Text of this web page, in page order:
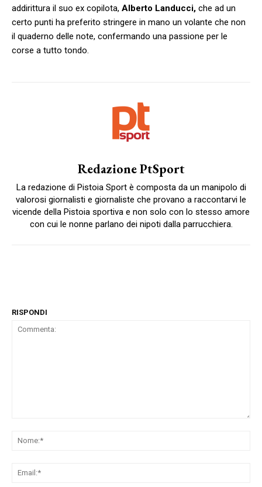
addirittura il suo ex copilota, Alberto Landucci, che ad un
certo punti ha preferito stringere in mano un volante che non
il quaderno delle note, confermando una passione per le
corse a tutto tondo.
Redazione PtSport
La redazione di Pistoia Sport è composta da un manipolo di
valorosi giornalisti e giornaliste che provano a raccontarvi le
vicende della Pistoia sportiva e non solo con lo stesso amore
con cui le nonne parlano dei nipoti dalla parrucchiera.
RISPONDI